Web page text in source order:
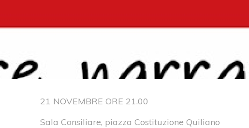
21 NOVEMBRE ORE 21.00
Sala Consiliare, piazza Costituzione Quiliano